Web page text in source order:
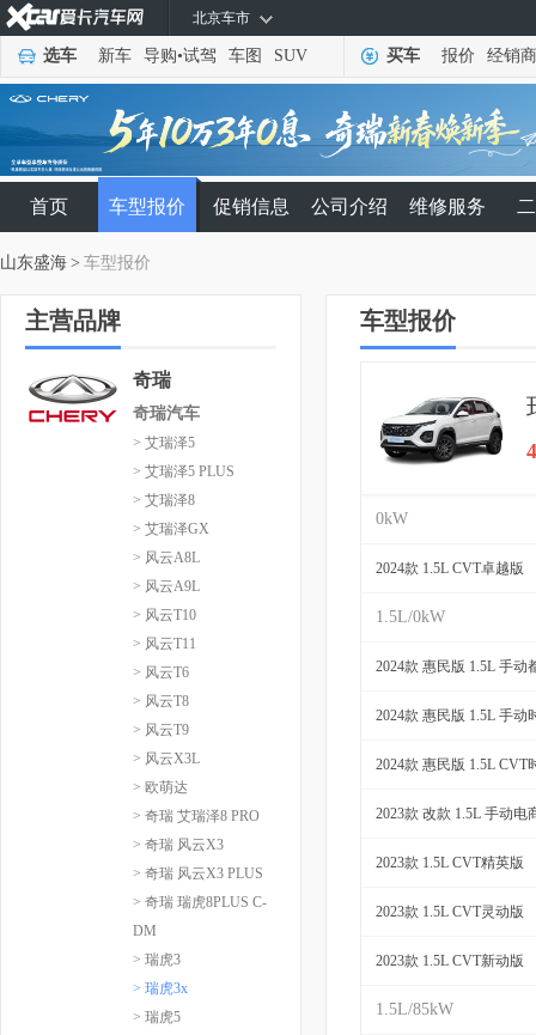
北京车市
选车 新车 导购•试驾 车图 SUV 买车 报价 经销商
首页 车型报价 促销信息 公司介绍 维修服务
山东盛海 > 车型报价
主营品牌
奇瑞
奇瑞汽车
> 艾瑞泽5
> 艾瑞泽5 PLUS
> 艾瑞泽8
> 艾瑞泽GX
> 风云A8L
> 风云A9L
> 风云T10
> 风云T11
> 风云T6
> 风云T8
> 风云T9
> 风云X3L
> 欧萌达
> 奇瑞 艾瑞泽8 PRO
> 奇瑞 风云X3
> 奇瑞 风云X3 PLUS
> 奇瑞 瑞虎8PLUS C-
DM
> 瑞虎3
> 瑞虎3x
> 瑞虎5
车型报价
0kW
2024款 1.5L CVT卓越版
1.5L/0kW
2024款 惠民版 1.5L 手动
2024款 惠民版 1.5L 手动
2024款 惠民版 1.5L CVT
2023款 改款 1.5L 手动电
2023款 1.5L CVT精英版
2023款 1.5L CVT灵动版
2023款 1.5L CVT新动版
1.5L/85kW